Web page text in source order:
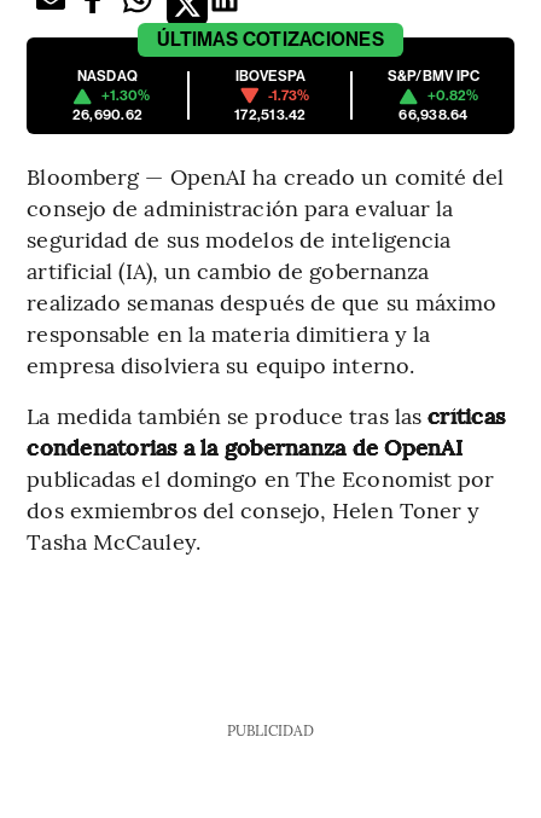
ÚLTIMAS COTIZACIONES
NASDAQ
+1.30%
26,690.62
IBOVESPA
-1.73%
172,513.42
S&P/BMV IPC
+0.82%
66,938.64
Bloomberg — OpenAI ha creado un comité del
consejo de administración para evaluar la
seguridad de sus modelos de inteligencia
artificial (IA), un cambio de gobernanza
realizado semanas después de que su máximo
responsable en la materia dimitiera y la
empresa disolviera su equipo interno.
La medida también se produce tras lascríticas
condenatorias a la gobernanza de OpenAI
publicadas el domingo en The Economist por
dos exmiembros del consejo, Helen Toner y
Tasha McCauley.
PUBLICIDAD